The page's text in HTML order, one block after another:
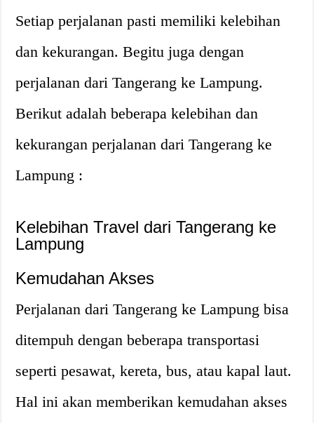
Setiap perjalanan pasti memiliki kelebihan
dan kekurangan. Begitu juga dengan
perjalanan dari Tangerang ke Lampung.
Berikut adalah beberapa kelebihan dan
kekurangan perjalanan dari Tangerang ke
Lampung :
Kelebihan Travel dari Tangerang ke
Lampung
Kemudahan Akses
Perjalanan dari Tangerang ke Lampung bisa
ditempuh dengan beberapa transportasi
seperti pesawat, kereta, bus, atau kapal laut.
Hal ini akan memberikan kemudahan akses